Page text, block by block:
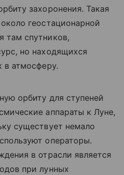
захоронения. Такая
геостационарной
там спутников,
но находящихся
в атмосферу.
орбиту для ступеней
аппараты к Луне,
существует немало
операторы.
в отрасли является
при лунных